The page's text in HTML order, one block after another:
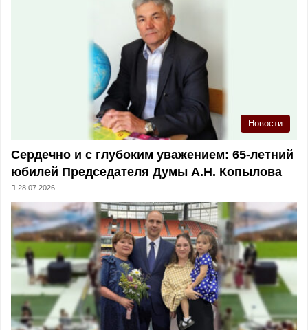
Новости
Сердечно и с глубоким уважением: 65-летний
юбилей Председателя Думы А.Н. Копылова
28.07.2026